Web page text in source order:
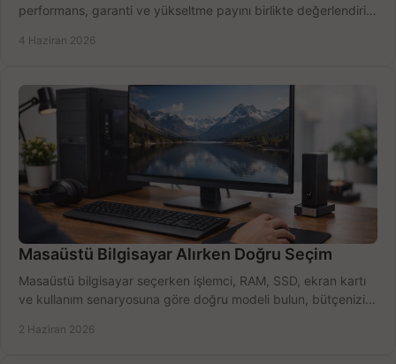
performans, garanti ve yükseltme payını birlikte değerlendirin,
4 Haziran 2026
Masaüstü Bilgisayar Alırken Doğru Seçim
Masaüstü bilgisayar seçerken işlemci, RAM, SSD, ekran kartı
ve kullanım senaryosuna göre doğru modeli bulun, bütçenizi
2 Haziran 2026